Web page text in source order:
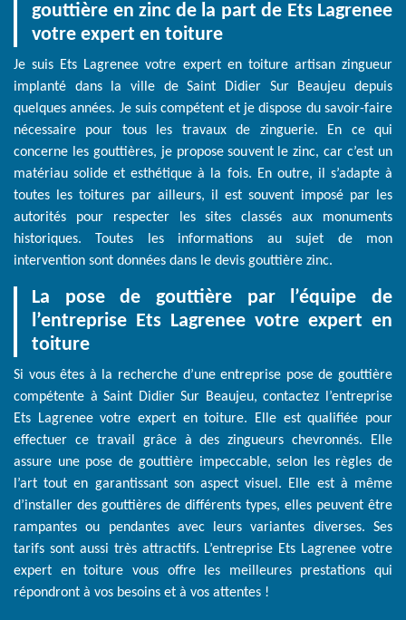
gouttière en zinc de la part de Ets Lagrenee
votre expert en toiture
Je suis Ets Lagrenee votre expert en toiture artisan zingueur
implanté dans la ville de Saint Didier Sur Beaujeu depuis
quelques années. Je suis compétent et je dispose du savoir-faire
nécessaire pour tous les travaux de zinguerie. En ce qui
concerne les gouttières, je propose souvent le zinc, car c’est un
matériau solide et esthétique à la fois. En outre, il s’adapte à
toutes les toitures par ailleurs, il est souvent imposé par les
autorités pour respecter les sites classés aux monuments
historiques. Toutes les informations au sujet de mon
intervention sont données dans le devis gouttière zinc.
La pose de gouttière par l’équipe de
l’entreprise Ets Lagrenee votre expert en
toiture
Si vous êtes à la recherche d’une entreprise pose de gouttière
compétente à Saint Didier Sur Beaujeu, contactez l’entreprise
Ets Lagrenee votre expert en toiture. Elle est qualifiée pour
effectuer ce travail grâce à des zingueurs chevronnés. Elle
assure une pose de gouttière impeccable, selon les règles de
l’art tout en garantissant son aspect visuel. Elle est à même
d’installer des gouttières de différents types, elles peuvent être
rampantes ou pendantes avec leurs variantes diverses. Ses
tarifs sont aussi très attractifs. L’entreprise Ets Lagrenee votre
expert en toiture vous offre les meilleures prestations qui
répondront à vos besoins et à vos attentes !